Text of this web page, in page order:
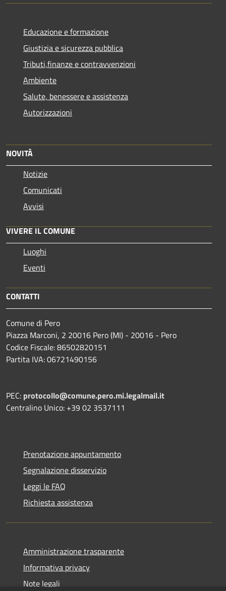
Educazione e formazione
Giustizia e sicurezza pubblica
Tributi,finanze e contravvenzioni
Ambiente
Salute, benessere e assistenza
Autorizzazioni
NOVITÀ
Notizie
Comunicati
Avvisi
VIVERE IL COMUNE
Luoghi
Eventi
CONTATTI
Comune di Pero
Piazza Marconi, 2 20016 Pero (MI) - 20016 - Pero
Codice Fiscale: 86502820151
Partita IVA: 06721490156
PEC: protocollo@comune.pero.mi.legalmail.it
Centralino Unico: +39 02 3537111
Prenotazione appuntamento
Segnalazione disservizio
Leggi le FAQ
Richiesta assistenza
Amministrazione trasparente
Informativa privacy
Note legali